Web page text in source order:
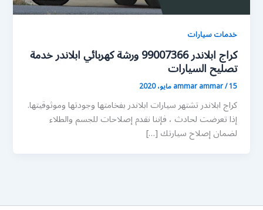
خدمات سيارات
كراج ابلاندر 99007366 ورشة كهربائي ابلاندر خدمة
تصليح السيارات
ammar ammar/15 مايو، 2020
كراج ابلاندر تشتهر سيارات ابلاندر بفخامتها وجودتها وموثوقيتها.
إذا تعرضت لحادث ، فإننا نقدم إصلاحات للجسم والطلاء
لضمان إصلاح سيارتك […]